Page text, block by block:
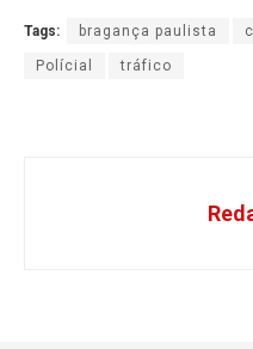
Tags: bragança paulista
Polícial tráfico